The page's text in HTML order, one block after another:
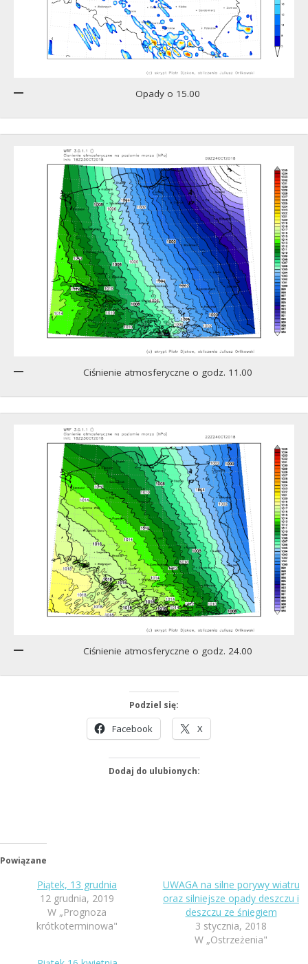
Opady o 15.00
Ciśnienie atmosferyczne o godz. 11.00
Ciśnienie atmosferyczne o godz. 24.00
Podziel się:
Facebook X
Dodaj do ulubionych:
Powiązane
Piątek, 13 grudnia
12 grudnia, 2019
W „Prognoza
krótkoterminowa"
UWAGA na silne porywy wiatru
oraz silniejsze opady deszczu i
deszczu ze śniegiem
3 stycznia, 2018
W „Ostrzeżenia"